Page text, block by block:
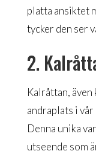
platta ansiktet
tycker den ser
2.
Kalråttan, även
andraplats i
Denna unika
utseende som